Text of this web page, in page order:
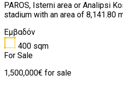
PAROS, Isterni area or Analipsi
stadium with an area of ​​8,141.80
Εμβαδόν
400 sqm
For Sale
1,500,000€ for sale